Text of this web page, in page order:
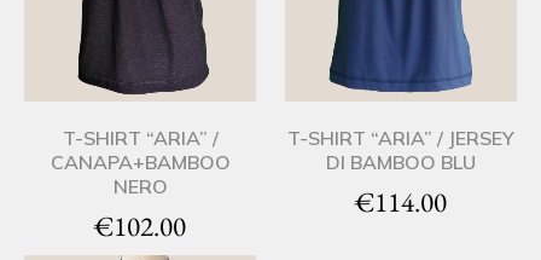
T-SHIRT “ARIA” /
CANAPA+BAMBOO
NERO
€102.00
T-SHIRT “ARIA” / JERSEY
DI BAMBOO BLU
€114.00